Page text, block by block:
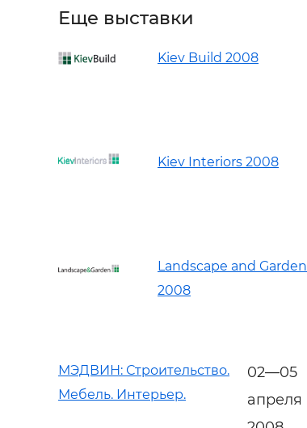
Еще выставки
Kiev Build 2008
Kiev Interiors 2008
Landscape and Garden
2008
МЭДВИН: Строительство.
Мебель. Интерьер.
02—05
апреля